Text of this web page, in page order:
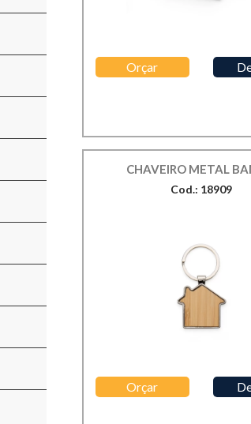
Orçar
CHAVEIRO METAL
Cod.: 18909
Orçar